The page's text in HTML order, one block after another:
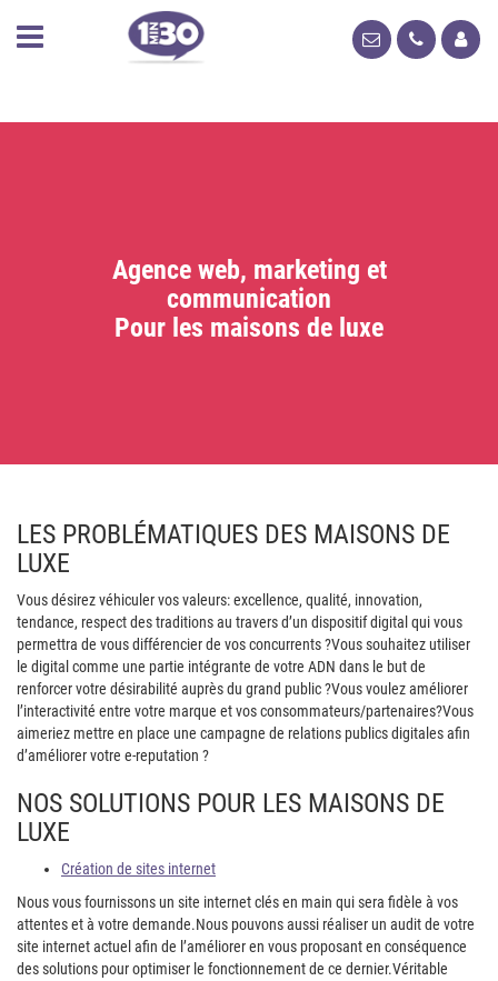
Agence web, marketing et
communication
Pour les maisons de luxe
LES PROBLÉMATIQUES DES MAISONS DE
LUXE
Vous désirez véhiculer vos valeurs: excellence, qualité, innovation,
tendance, respect des traditions au travers d’un dispositif digital qui vous
permettra de vous différencier de vos concurrents ?Vous souhaitez utiliser
le digital comme une partie intégrante de votre ADN dans le but de
renforcer votre désirabilité auprès du grand public ?Vous voulez améliorer
l’interactivité entre votre marque et vos consommateurs/partenaires?Vous
aimeriez mettre en place une campagne de relations publics digitales afin
d’améliorer votre e-reputation ?
NOS SOLUTIONS POUR LES MAISONS DE
LUXE
Création de sites internet
Nous vous fournissons un site internet clés en main qui sera fidèle à vos
attentes et à votre demande.Nous pouvons aussi réaliser un audit de votre
site internet actuel afin de l’améliorer en vous proposant en conséquence
des solutions pour optimiser le fonctionnement de ce dernier.Véritable